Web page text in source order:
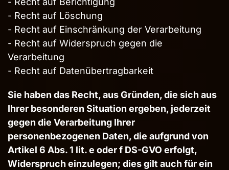
- Recht auf Löschung
- Recht auf Einschränkung der Verarbeitung
- Recht auf Widerspruch gegen die
Verarbeitung
- Recht auf Datenübertragbarkeit
Sie haben das Recht, aus Gründen, die sich aus
Ihrer besonderen Situation ergeben, jederzeit
gegen die Verarbeitung Ihrer
personenbezogenen Daten, die aufgrund von
Artikel 6 Abs. 1 lit. e oder f DS-GVO erfolgt,
Widerspruch einzulegen; dies gilt auch für ein